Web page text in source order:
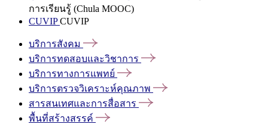
การเรียนรู้ (Chula MOOC)
CUVIPCUVIP
บริการสังคม
บริการทดสอบและวิชาการ
บริการทางการแพทย์
บริการตรวจวิเคราะห์คุณภาพ
สารสนเทศและการสื่อสาร
พื้นที่สร้างสรรค์